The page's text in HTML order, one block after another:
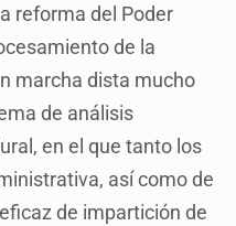
reforma del Poder
de la
marcha dista mucho
de análisis
en el que tanto los
así como de
de impartición de